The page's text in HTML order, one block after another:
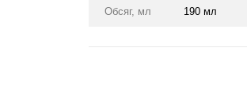
Обсяг, мл 190 мл